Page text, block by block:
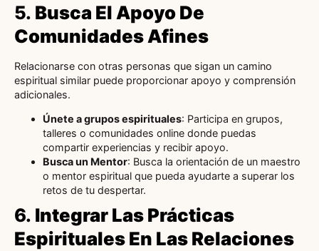
5. Busca El Apoyo De
Comunidades Afines
Relacionarse con otras personas que sigan un camino
espiritual similar puede proporcionar apoyo y comprensión
adicionales.
Únete a grupos espirituales: Participa en grupos,
talleres o comunidades online donde puedas
compartir experiencias y recibir apoyo.
Busca un Mentor: Busca la orientación de un maestro
o mentor espiritual que pueda ayudarte a superar los
retos de tu despertar.
6. Integrar Las Prácticas
Espirituales En Las Relaciones